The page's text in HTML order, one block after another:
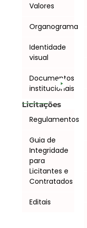
Valores
Organograma
Identidade
visual
Documentos
institucionais
Licitações
Regulamentos
Guia de
Integridade
para
Licitantes e
Contratados
Editais